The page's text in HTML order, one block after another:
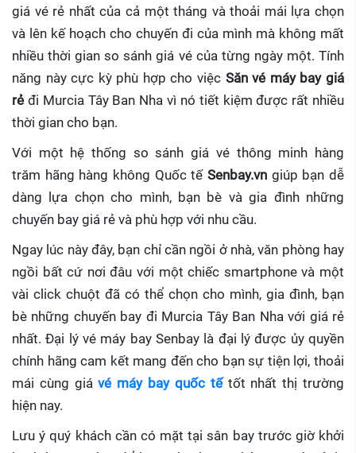
giá vé rẻ nhất của cả một tháng và thoải mái lựa chọn
và lên kế hoạch cho chuyến đi của mình mà không mất
nhiều thời gian so sánh giá vé của từng ngày một. Tính
năng này cực kỳ phù hợp cho việc Săn vé máy bay giá
rẻ đi Murcia Tây Ban Nha vì nó tiết kiệm được rất nhiều
thời gian cho bạn.
Với một hệ thống so sánh giá vé thông minh hàng
trăm hãng hàng không Quốc tế Senbay.vn giúp bạn dễ
dàng lựa chọn cho mình, bạn bè và gia đình những
chuyến bay giá rẻ và phù hợp với nhu cầu.
Ngay lúc này đây, bạn chỉ cần ngồi ở nhà, văn phòng hay
ngồi bất cứ nơi đâu với một chiếc smartphone và một
vài click chuột đã có thể chọn cho mình, gia đình, bạn
bè những chuyến bay đi Murcia Tây Ban Nha với giá rẻ
nhất. Đại lý vé máy bay Senbay là đại lý được ủy quyền
chính hãng cam kết mang đến cho bạn sự tiện lợi, thoải
mái cùng giávé máy bay quốc tế tốt nhất thị trường
hiện nay.
Lưu ý quý khách cần có mặt tại sân bay trước giờ khởi